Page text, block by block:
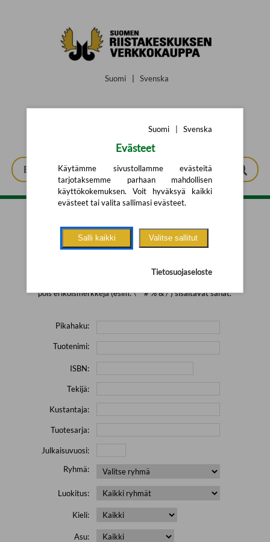
Suomi Svenska
Tarkennettu haku
pois erikoismerkkejä (esim. \' " # % & / ) sisältävät sanat.
Pikahaku:
Tuotenimi:
ISBN:
Tekijä:
Kustantaja:
Tuotesarja:
Julkaisuvuosi:
Ryhmä:
Luokitus:
Kieli:
Asu:
Suomi Svenska
Evästeet
Käytämme sivustollamme evästeitä
tarjotaksemme parhaan mahdollisen
käyttökokemuksen. Voit hyväksyä kaikki
evästeet tai valita sallimasi evästeet.
Salli kaikki Valitse sallitut
Tietosuojaseloste